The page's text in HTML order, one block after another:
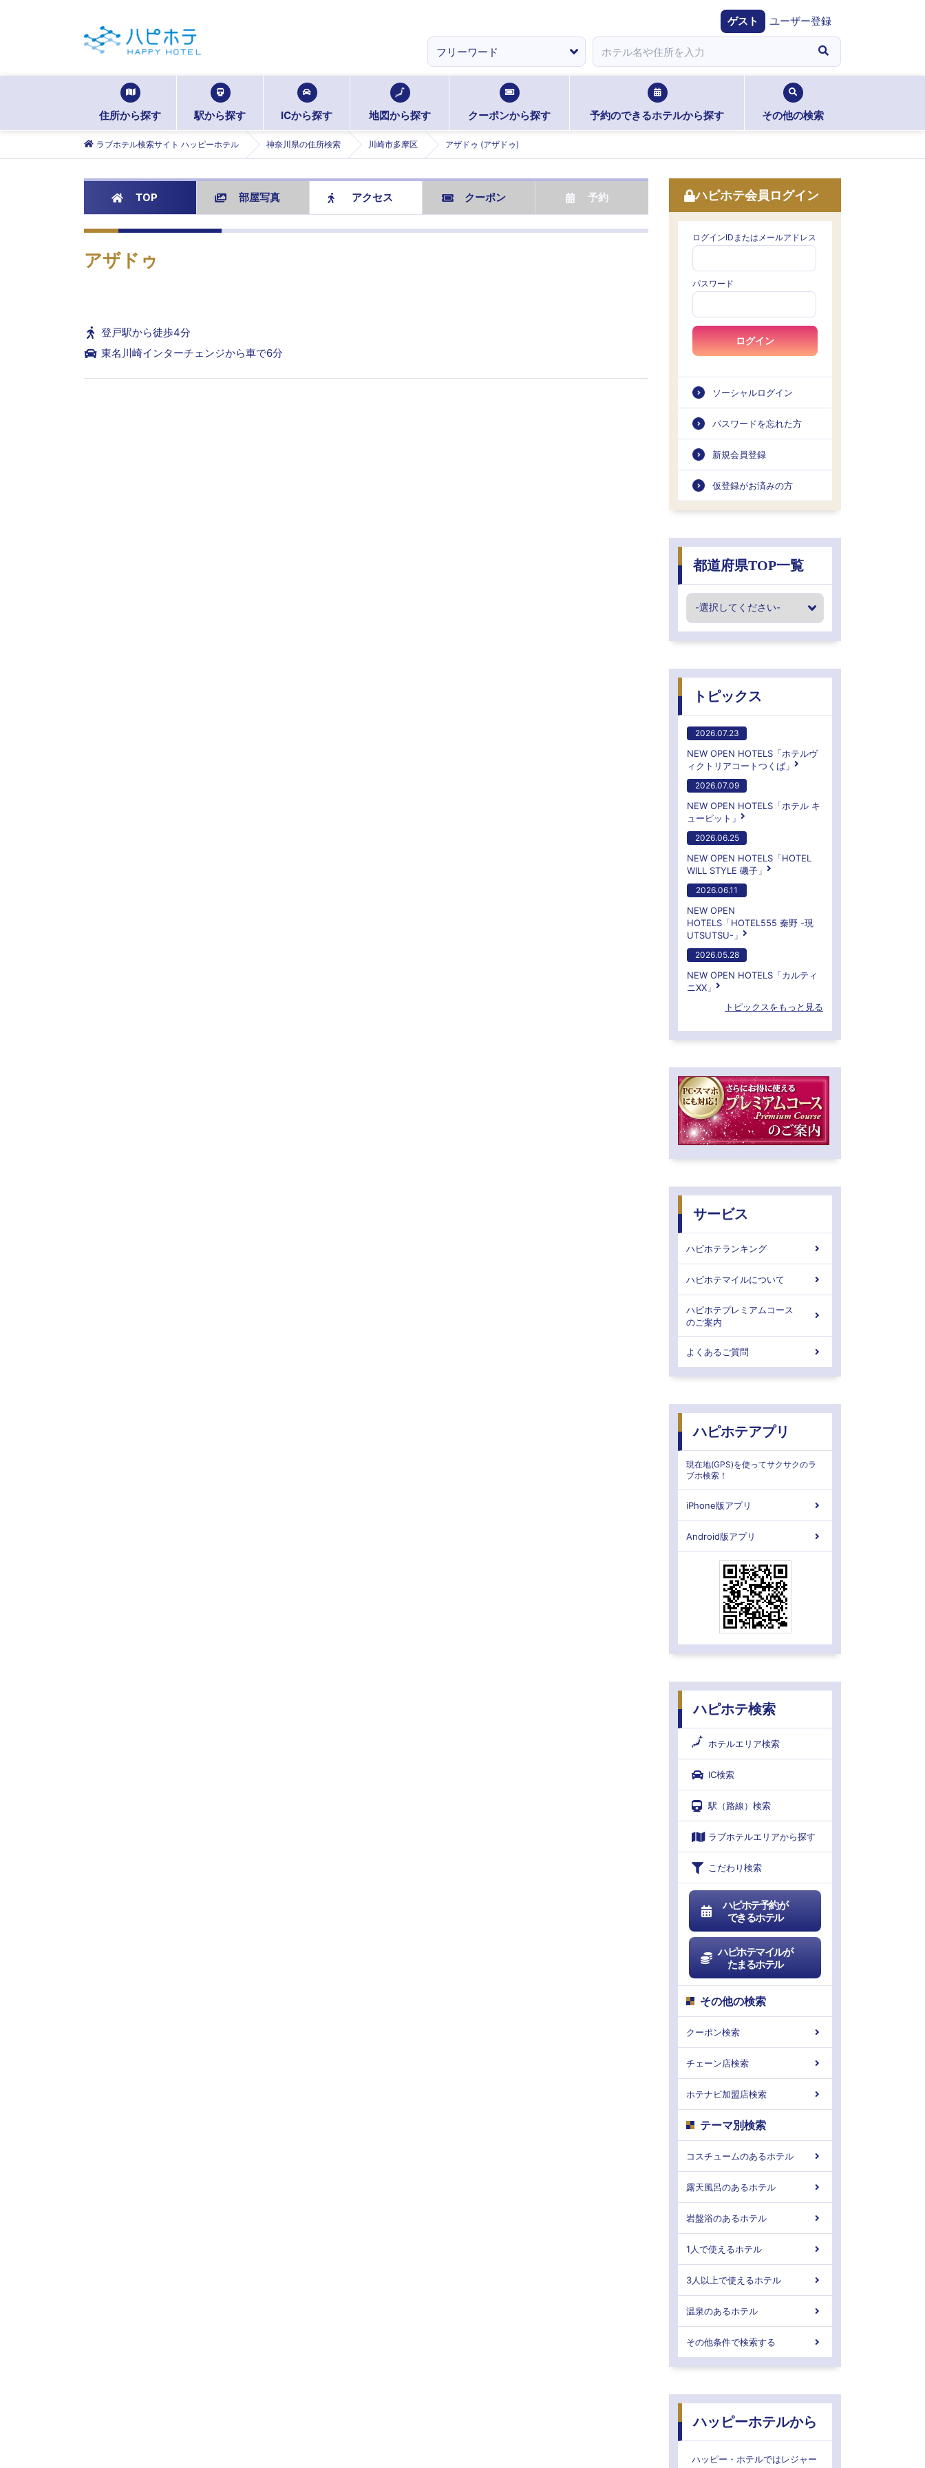
ゲスト ユーザー登録
住所から探す 駅から探す ICから探す 地図から探す クーポンから探す 予約のできるホテルから探す その他の検索
ラブホテル検索サイト ハッピーホテル 神奈川県の住所検索 川崎市多摩区 アザドゥ (アザドゥ)
TOP 部屋写真 アクセス クーポン 予約
アザドゥ
登戸駅から徒歩4分
東名川崎インターチェンジから車で6分
ハピホテ会員ログイン
ログインIDまたはメールアドレス
パスワード
ログイン
ソーシャルログイン
パスワードを忘れた方
新規会員登録
仮登録がお済みの方
都道府県TOP一覧
トピックス
2026.07.23
NEW OPEN HOTELS「ホテルヴ
ィクトリアコートつくば」
2026.07.09
NEW OPEN HOTELS「ホテル キ
ューピット」
2026.06.25
NEW OPEN HOTELS「HOTEL
WILL STYLE 磯子」
2026.06.11
NEW OPEN
HOTELS「HOTEL555 秦野 -現
UTSUTSU-」
2026.05.28
NEW OPEN HOTELS「カルティ
ニXX」
トピックスをもっと見る
サービス
ハピホテランキング
ハピホテマイルについて
ハピホテプレミアムコース
のご案内
よくあるご質問
ハピホテアプリ
現在地(GPS)を使ってサクサクのラ
ブホ検索！
iPhone版アプリ
Android版アプリ
ハピホテ検索
ホテルエリア検索
IC検索
駅（路線）検索
ラブホテルエリアから探す
こだわり検索
ハピホテ予約が
できるホテル
ハピホテマイルが
たまるホテル
その他の検索
クーポン検索
チェーン店検索
ホテナビ加盟店検索
テーマ別検索
コスチュームのあるホテル
露天風呂のあるホテル
岩盤浴のあるホテル
1人で使えるホテル
3人以上で使えるホテル
温泉のあるホテル
その他条件で検索する
ハッピーホテルから
ハッピー・ホテルではレジャー